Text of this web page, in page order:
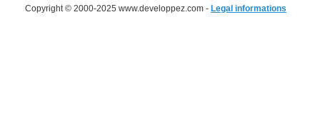
Copyright © 2000-2025 www.developpez.com - Legal informations